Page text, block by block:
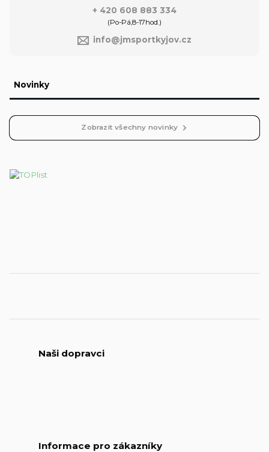
+ 420 608 883 334
(Po-Pá,8-17hod.)
info@jmsportkyjov.cz
Novinky
Zobrazit všechny novinky
Naši dopravci
Informace pro zákazníky